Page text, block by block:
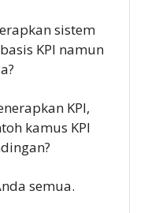
sistem
KPI namun
KPI,
kamus KPI
semua.